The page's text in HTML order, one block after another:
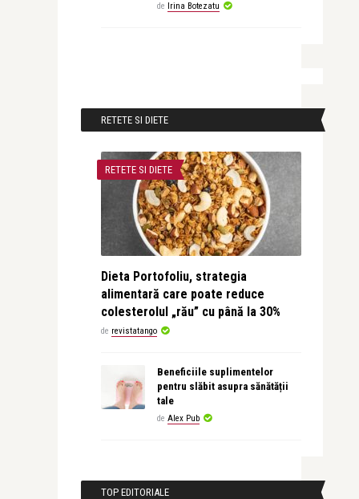
de Irina Botezatu
RETETE SI DIETE
RETETE SI DIETE
Dieta Portofoliu, strategia
alimentară care poate reduce
colesterolul „rău” cu până la 30%
de revistatango
Beneficiile suplimentelor
pentru slăbit asupra sănătății
tale
de Alex Pub
TOP EDITORIALE